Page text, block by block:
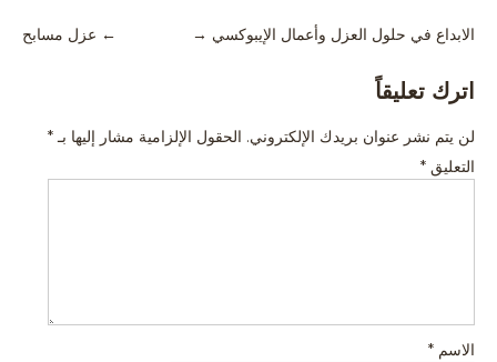
navigation
← عزل مسابح الابداع في حلول العزل وأعمال الإيبوكسي →
اترك تعليقاً
لن يتم نشر عنوان بريدك الإلكتروني. الحقول الإلزامية مشار إليها بـ*
التعليق *
الاسم *